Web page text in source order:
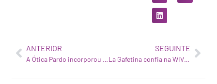
ANTERIOR
A Ótica Pardo incorporou a WIVI Vision para inovar na saúde visual
SEGUINTE
La Gafetina confia na WIVI Vision